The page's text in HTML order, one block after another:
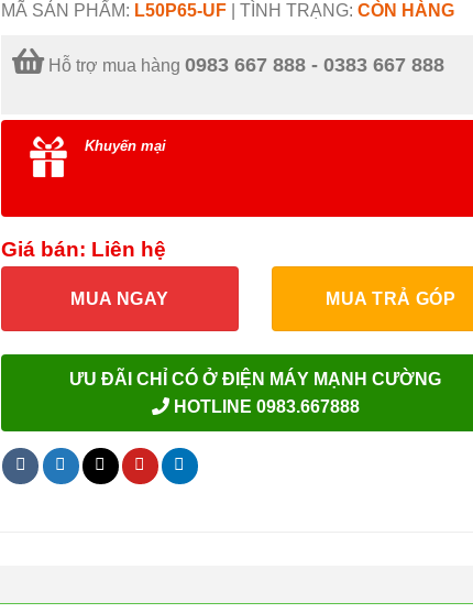
MÃ SẢN PHẨM: L50P65-UF| TÌNH TRẠNG: CÒN HÀNG
Hỗ trợ mua hàng 0983 667 888 - 0383 667 888
Khuyến mại
Giá bán: Liên hệ
MUA NGAY MUA TRẢ GÓP
ƯU ĐÃI CHỈ CÓ Ở ĐIỆN MÁY MẠNH CƯỜNG
HOTLINE 0983.667888